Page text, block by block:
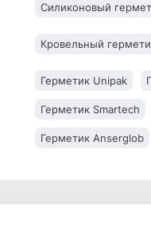
Силиконовый
Кровельный
Герметик Unipak
Герметик Smartech
Герметик Anserglob